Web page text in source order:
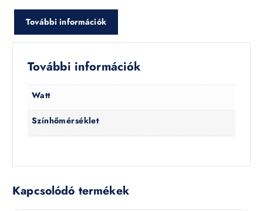
További információk
További információk
Watt
Színhőmérséklet
Kapcsolódó termékek